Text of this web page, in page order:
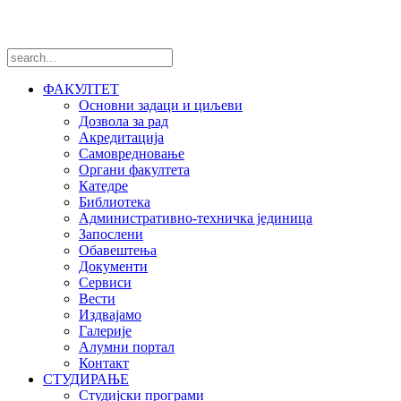
ФАКУЛТЕТ
Основни задаци и циљеви
Дозвола за рад
Акредитација
Самовредновање
Органи факултета
Катедре
Библиотека
Административно-техничка јединица
Запослени
Обавештења
Документи
Сервиси
Вести
Издвајамо
Галерије
Алумни портал
Контакт
СТУДИРАЊЕ
Студијски програми